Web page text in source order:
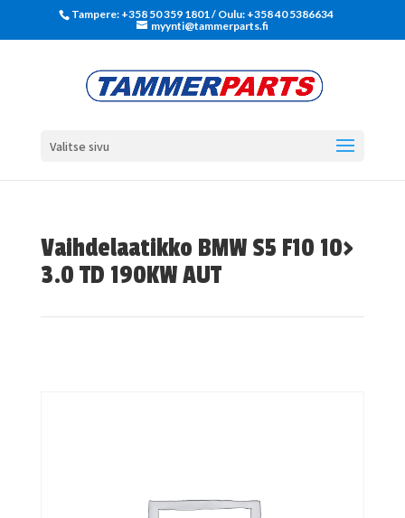
Tampere: +358 50 359 1801‬ / Oulu: +358 40 5386634
myynti@tammerparts.fi
Valitse sivu
Vaihdelaatikko BMW S5 F10 10>
3.0 TD 190KW AUT